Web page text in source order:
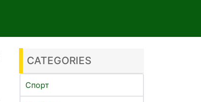
CATEGORIES
Спорт